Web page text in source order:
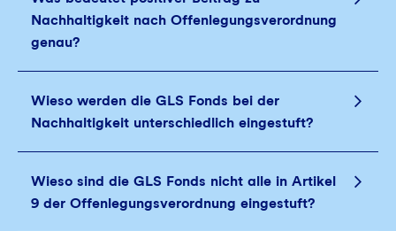
Nachhaltigkeit nach Offenlegungsverordnung
genau?
Wieso werden die GLS Fonds bei der
Nachhaltigkeit unterschiedlich eingestuft?
Wieso sind die GLS Fonds nicht alle in Artikel
9 der Offenlegungsverordnung eingestuft?